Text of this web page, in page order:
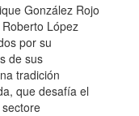
González Rojo
López
por su
de sus
tradición
que desafía el